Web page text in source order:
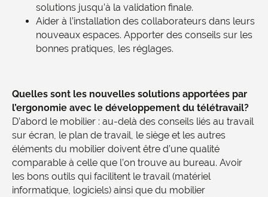
solutions jusqu’à la validation finale.
Aider à l’installation des collaborateurs dans leurs
nouveaux espaces. Apporter des conseils sur les
bonnes pratiques, les réglages.
Quelles sont les nouvelles solutions apportées par
l’ergonomie avec le développement du télétravail?
D’abord le mobilier : au-delà des conseils liés au travail
sur écran, le plan de travail, le siège et les autres
éléments du mobilier doivent être d’une qualité
comparable à celle que l’on trouve au bureau. Avoir
les bons outils qui facilitent le travail (matériel
informatique, logiciels) ainsi que du mobilier